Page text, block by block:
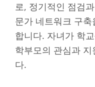
로, 정기적인 점검
문가 네트워크 구
합니다. 자녀가 학
학부모의 관심과
다.